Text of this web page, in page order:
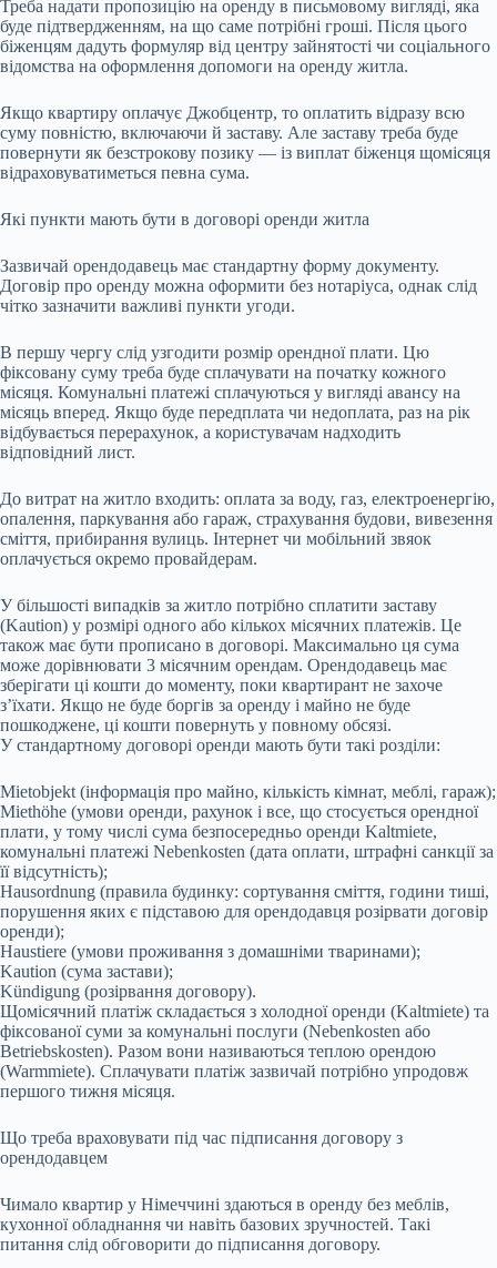
Треба надати пропозицію на оренду в письмовому вигляді, яка
буде підтвердженням, на що саме потрібні гроші. Після цього
біженцям дадуть формуляр від центру зайнятості чи соціального
відомства на оформлення допомоги на оренду житла.
Якщо квартиру оплачує Джобцентр, то оплатить відразу всю
суму повністю, включаючи й заставу. Але заставу треба буде
повернути як безстрокову позику — із виплат біженця щомісяця
відраховуватиметься певна сума.
Які пункти мають бути в договорі оренди житла
Зазвичай орендодавець має стандартну форму документу.
Договір про оренду можна оформити без нотаріуса, однак слід
чітко зазначити важливі пункти угоди.
В першу чергу слід узгодити розмір орендної плати. Цю
фіксовану суму треба буде сплачувати на початку кожного
місяця. Комунальні платежі сплачуються у вигляді авансу на
місяць вперед. Якщо буде передплата чи недоплата, раз на рік
відбувається перерахунок, а користувачам надходить
відповідний лист.
До витрат на житло входить: оплата за воду, газ, електроенергію,
опалення, паркування або гараж, страхування будови, вивезення
сміття, прибирання вулиць. Інтернет чи мобільний звяок
оплачується окремо провайдерам.
У більшості випадків за житло потрібно сплатити заставу
(Kaution) у розмірі одного або кількох місячних платежів. Це
також має бути прописано в договорі. Максимально ця сума
може дорівнювати 3 місячним орендам. Орендодавець має
зберігати ці кошти до моменту, поки квартирант не захоче
з’їхати. Якщо не буде боргів за оренду і майно не буде
пошкоджене, ці кошти повернуть у повному обсязі.
У стандартному договорі оренди мають бути такі розділи:
Mietobjekt (інформація про майно, кількість кімнат, меблі, гараж);
Miethöhe (умови оренди, рахунок і все, що стосується орендної
плати, у тому числі сума безпосередньо оренди Kaltmiete,
комунальні платежі Nebenkosten (дата оплати, штрафні санкції за
її відсутність);
Hausordnung (правила будинку: сортування сміття, години тиші,
порушення яких є підставою для орендодавця розірвати договір
оренди);
Haustiere (умови проживання з домашніми тваринами);
Kaution (сума застави);
Kündigung (розірвання договору).
Щомісячний платіж складається з холодної оренди (Kaltmiete) та
фіксованої суми за комунальні послуги (Nebenkosten або
Betriebskosten). Разом вони називаються теплою орендою
(Warmmiete). Сплачувати платіж зазвичай потрібно упродовж
першого тижня місяця.
Що треба враховувати під час підписання договору з
орендодавцем
Чимало квартир у Німеччині здаються в оренду без меблів,
кухонної обладнання чи навіть базових зручностей. Такі
питання слід обговорити до підписання договору.